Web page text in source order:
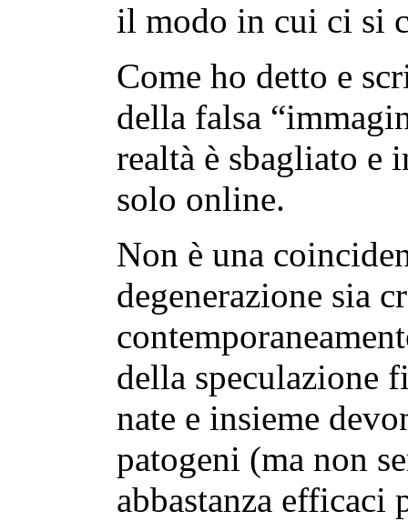
il modo in cui ci si
Come ho detto e
della falsa
realtà è sbagliato e
solo online.
Non è una
degenerazione sia
della speculazione
nate e insieme
patogeni (ma non
abbastanza efficaci